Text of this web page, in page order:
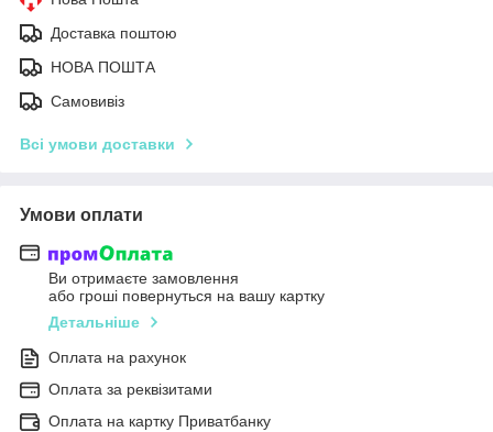
Доставка поштою
НОВА ПОШТА
Самовивіз
Всі умови доставки
Умови оплати
Ви отримаєте замовлення
або гроші повернуться на вашу картку
Детальніше
Оплата на рахунок
Оплата за реквізитами
Оплата на картку Приватбанку